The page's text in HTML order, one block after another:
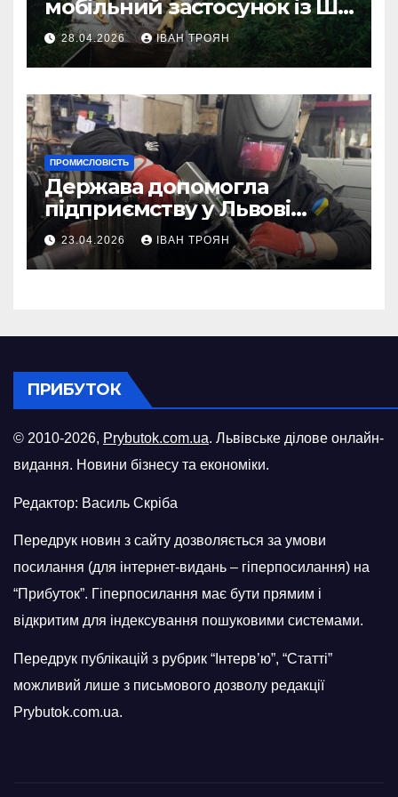
мобільний застосунок із ШІ-
асистентом для бджолярів
28.04.2026 ІВАН ТРОЯН
ПРОМИСЛОВІСТЬ
Держава допомогла
підприємству у Львові
відновити виробничі
потужності після атаки
російського БПЛА
23.04.2026 ІВАН ТРОЯН
ПРИБУТОК
© 2010-2026, Prybutok.com.ua. Львівське ділове онлайн-
видання. Новини бізнесу та економіки.
Редактор: Василь Скріба
Передрук новин з сайту дозволяється за умови
посилання (для інтернет-видань – гіперпосилання) на
“Прибуток”. Гіперпосилання має бути прямим і
відкритим для індексування пошуковими системами.
Передрук публікацій з рубрик “Інтерв’ю”, “Статті”
можливий лише з письмового дозволу редакції
Prybutok.com.ua.